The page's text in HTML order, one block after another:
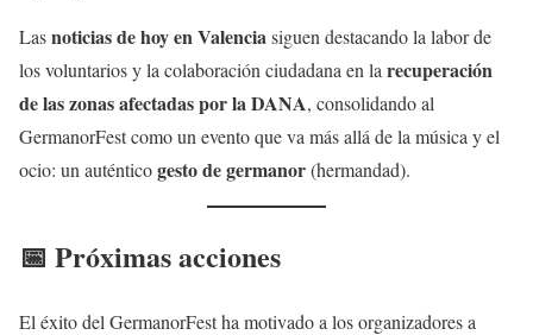
Lasnoticias de hoy en Valenciasiguen destacando la labor de
los voluntarios y la colaboración ciudadana en larecuperación
de las zonas afectadas por la DANA, consolidando al
GermanorFest como un evento que va más allá de la música y el
ocio: un auténticogesto de germanor(hermandad).
📅 Próximas acciones
El éxito del GermanorFest ha motivado a los organizadores a